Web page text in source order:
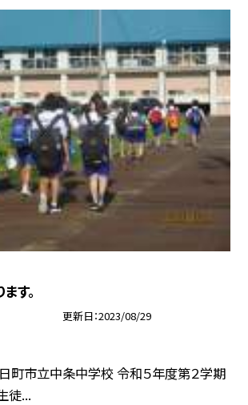
す。
更新日 2023/08/29
日町市立中条中学校 令和５年度第２学期
徒...